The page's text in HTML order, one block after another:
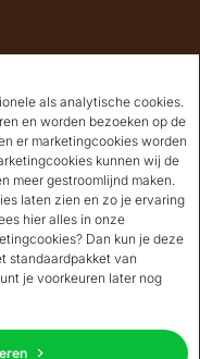
Online
mee
als analytische cookies.
en worden bezoeken op de
er marketingcookies worden
kunnen wij de
meer gestroomlijnd maken.
laten zien en zo je ervaring
hier alles in onze
Dan kun je deze
standaardpakket van
je voorkeuren later nog